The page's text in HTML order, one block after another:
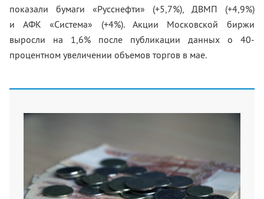
показали бумаги «Русснефти» (+5,7%), ДВМП (+4,9%)
и АФК «Система» (+4%). Акции Московской биржи
выросли на 1,6% после публикации данных о 40-
процентном увеличении объемов торгов в мае.